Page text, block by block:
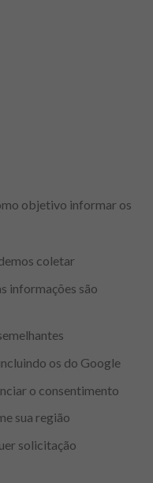
objetivo informar os
coletar
informações são
os do Google
o consentimento
sua região
solicitação